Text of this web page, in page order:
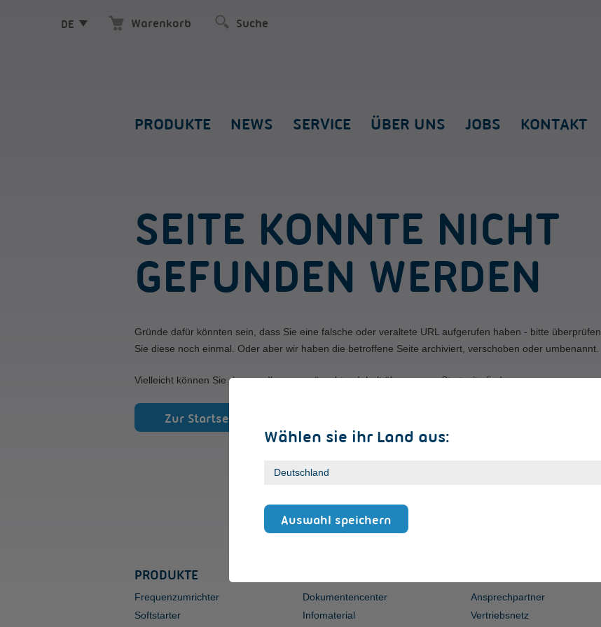
Wählen sie ihr Land aus:
Auswahl speichern
DE Warenkorb
PRODUKTE NEWS SERVICE ÜBER UNS JOBS KONTAKT
SEITE KONNTE NICHT
GEFUNDEN WERDEN
Gründe dafür könnten sein, dass Sie eine falsche oder veraltete URL aufgerufen haben - bitte überprüfen
Sie diese noch einmal. Oder aber wir haben die betroffene Seite archiviert, verschoben oder umbenannt.
Vielleicht können Sie den von Ihnen gewünschten Inhalt über unsere Startseite finden.
Zur Startseite
PRODUKTE
Frequenzumrichter
Softstarter
Dokumentencenter
Infomaterial
Ansprechpartner
Vertriebsnetz